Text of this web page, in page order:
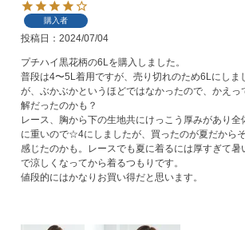
購入者
投稿日 2024/07/04
プチハイ黒花柄の6Lを購入しました。
普段は4〜5L着用ですが、売り切れのため6Lにしま
が、ぶかぶかというほどではなかったので、かえっ
解だったのかも？
レース、胸から下の生地共にけっこう厚みがあり全
に重いので☆4にしましたが、買ったのが夏だから
感じたのかも。レースでも夏に着るには厚すぎて暑
で涼しくなってから着るつもりです。
値段的にはかなりお買い得だと思います。